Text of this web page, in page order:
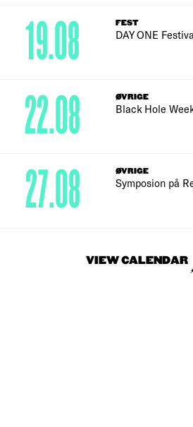
FEST
DAY ONE
19.08
ØVRIGE
Black Hole
22.08
ØVRIGE
Symposion på
27.08
VIEW CALENDAR